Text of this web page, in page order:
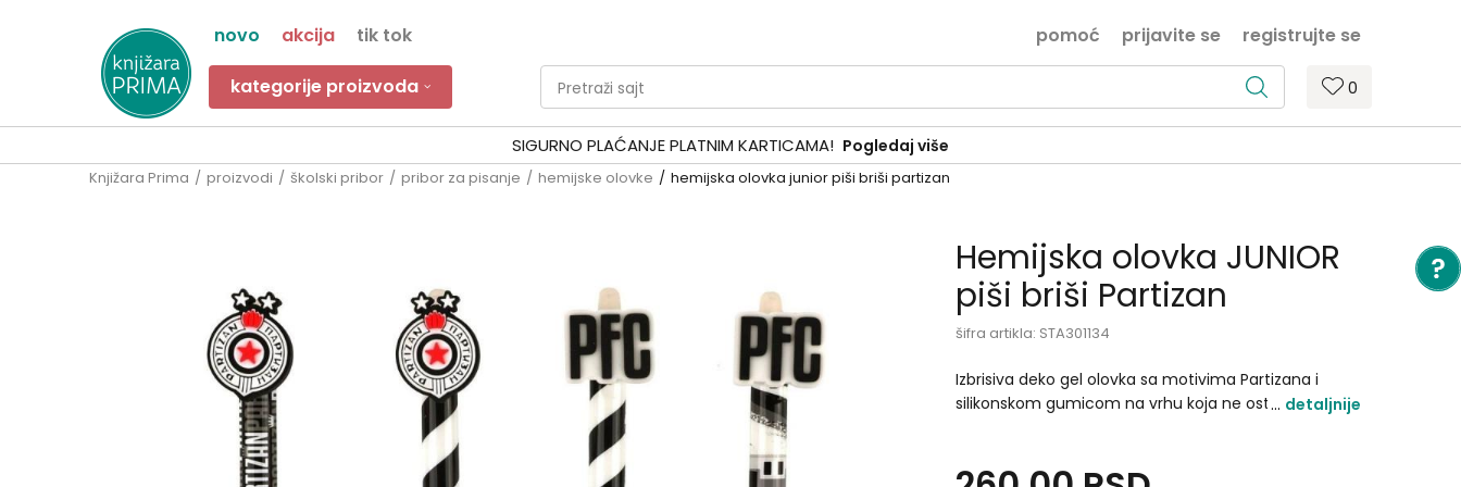
novo akcija tik tok prijavite se registrujte se
pomoć
kategorije proizvoda 0
Pretraži sajt
SIGURNO PLAĆANJE PLATNIM KARTICAMA! Pogledaj više
Knjižara Prima proizvodi školski pribor pribor za pisanje hemijske olovke hemijska olovka junior piši briši partizan
Hemijska olovka JUNIOR
piši briši Partizan
šifra artikla: STA301134
Izbrisiva deko gel olovka sa motivima Partizana i
silikonskom gumicom na vrhu koja ne ostavlja mrlje i
detaljnije